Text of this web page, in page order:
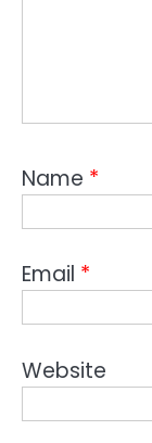
Name *
Email *
Website